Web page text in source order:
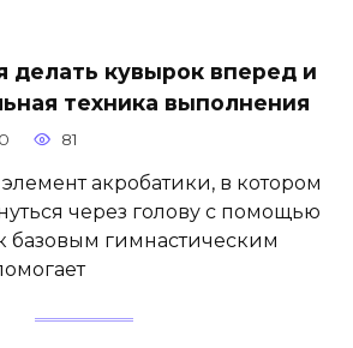
делать кувырок вперед и
техника выполнения
0 81
акробатики, в котором
через голову с помощью
базовым гимнастическим